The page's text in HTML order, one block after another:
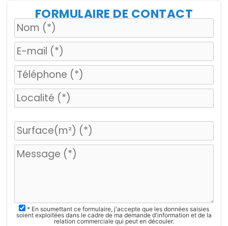
FORMULAIRE DE CONTACT
u
z
* En soumettant ce formulaire, j'accepte que les données saisies
soient exploitées dans le cadre de ma demande d'information et de la
relation commerciale qui peut en découler.